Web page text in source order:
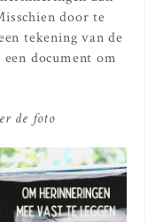
door te
tekening van de
document om
de foto